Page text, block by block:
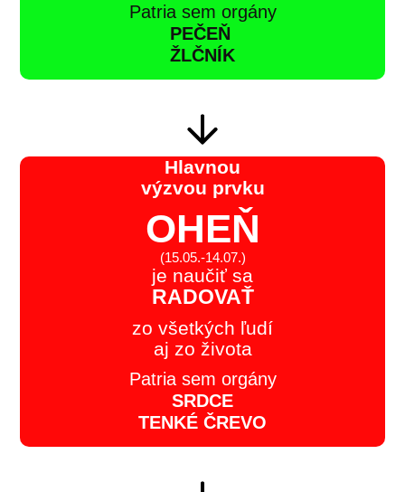
Patria sem orgány
PEČEŇ
ŽLČNÍK
Hlavnou
výzvou prvku
OHEŇ
(15.05.-14.07.)
je naučiť sa
RADOVAŤ
zo všetkých ľudí
aj zo života
Patria sem orgány
SRDCE
TENKÉ ČREVO